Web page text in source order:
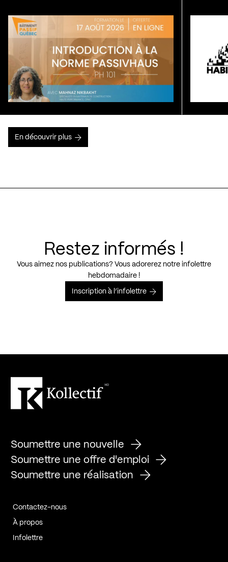
En découvrir plus
Restez informés !
Vous aimez nos publications? Vous adorerez notre infolettre
hebdomadaire !
Inscription à l’infolettre
Soumettre une nouvelle
Soumettre une offre d'emploi
Soumettre une réalisation
Contactez-nous
À propos
Infolettre